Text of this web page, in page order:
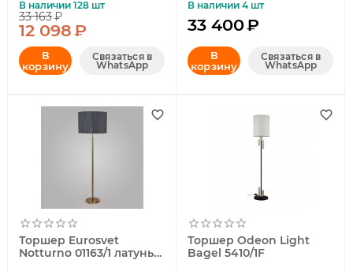
В наличии 128 шт
33 163₽
12 098₽
В
корзину
Связаться в
WhatsApp
В наличии 4 шт
33 400₽
В
корзину
Связаться в
WhatsApp
Торшер Eurosvet
Notturno 01163/1 латунь
Торшер Odeon Light
Bagel 5410/1F